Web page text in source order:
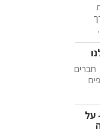
חברים
עצמי 21 – על